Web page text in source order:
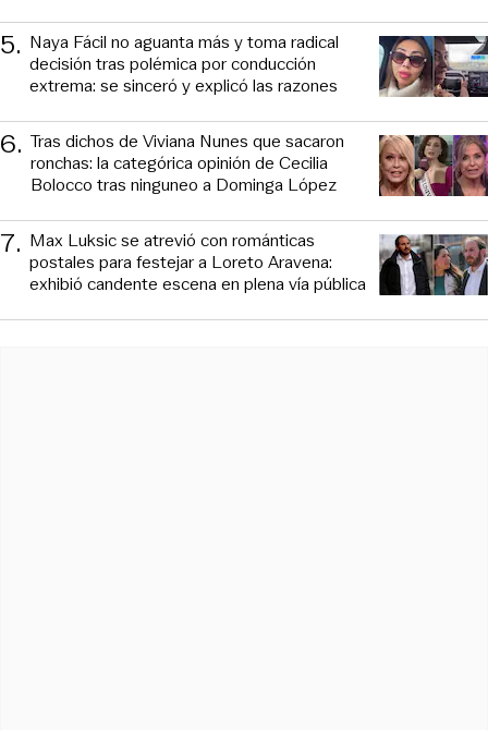
5. Naya Fácil no aguanta más y toma radical
decisión tras polémica por conducción
extrema: se sinceró y explicó las razones
6. Tras dichos de Viviana Nunes que sacaron
ronchas: la categórica opinión de Cecilia
Bolocco tras ninguneo a Dominga López
7. Max Luksic se atrevió con románticas
postales para festejar a Loreto Aravena:
exhibió candente escena en plena vía pública